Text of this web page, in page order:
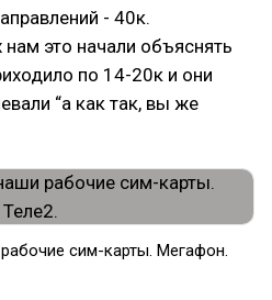
- 40к.
нам это начали объяснять
по 14-20к и они
“а как так, вы же
сим-карты. Мегафон.